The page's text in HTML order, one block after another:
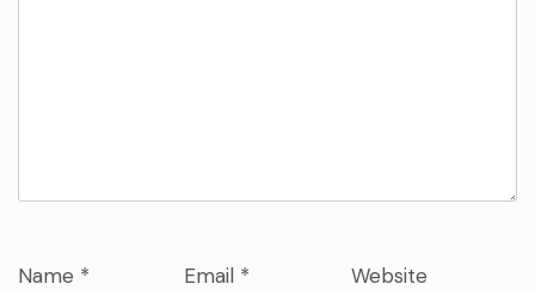
Name * Email * Website